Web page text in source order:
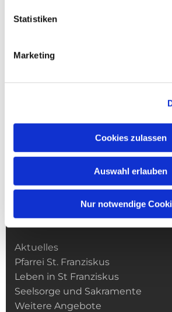
Statistiken
Marketing
Cookies zulassen
Auswahl erlauben
Nur notwendige
Kirchengemeinde­­ St. Franziskus
Aktuelles
Pfarrei St. Franziskus
Leben in St Franziskus
Seelsorge und Sakramente
Weitere Angebote